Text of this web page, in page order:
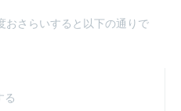
おさらいすると以下の通りで
る